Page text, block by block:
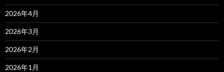
2026年4月
2026年3月
2026年2月
2026年1月